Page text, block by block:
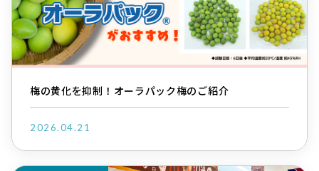
梅の黄化を抑制！オーラパック梅のご紹介
2026.04.21